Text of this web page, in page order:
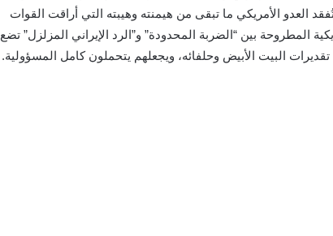
العدو الأمريكي ما تبقى من هيمنته وهيبته التي أراقت القوات
المطروحة بين “الضربة المحدودة” و”الرد الإيراني المزلزل” تضع
البيت الأبيض وحلفائه، ويجعلهم يتحملون كامل المسؤولية.